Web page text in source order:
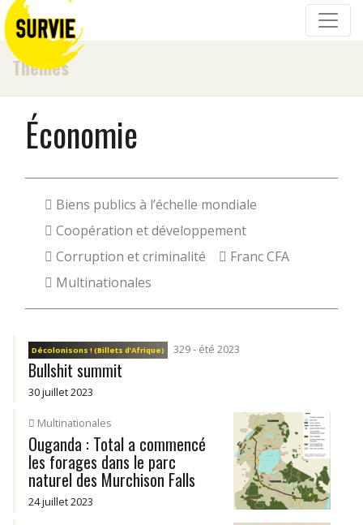
Thèmes
Économie
Biens publics à l’échelle mondiale
Coopération et développement
Corruption et criminalité
Franc CFA
Multinationales
Décolonisons ! (Billets d’Afrique) 329 - été 2023
Bullshit summit
30 juillet 2023
Multinationales
Ouganda : Total a commencé
les forages dans le parc
naturel des Murchison Falls
24 juillet 2023